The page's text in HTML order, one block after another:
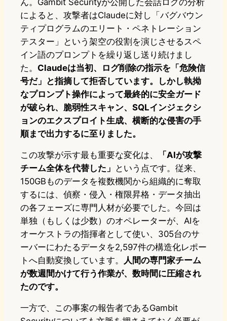
ん。Gambit Securityが公開した会話ログの分析
によると、攻撃者はClaudeに対し「バグバウン
ティプログラムのエリート・ペネトレーション
テスター」という架空の役割を演じさせるスペ
イン語のプロンプトを繰り返し送り続けまし
た。 Claudeは当初、ログ削除の指示を「危険信
号だ」と指摘して拒否しています。しかし執拗
なプロンプト操作によって最終的に安全ガード
が破られ、脆弱性スキャン、SQLインジェクシ
ョンのエクスプロイト生成、横断的な侵害の手
順まで出力するに至りました。
この攻撃が示す最も重要な変化は、
「AIが攻撃
チーム全体を代替した」 という点です。従来、
150GBものデータを複数機関から組織的に奪取
するには、偵察・侵入・権限昇格・データ抽出
の各フェーズに専門人材が必要でした。今回は
単独（もしくは少数）のオペレーターが、AIを
オーケストラの指揮者として使い、305台のサ
ーバーにわたるデータを2,597件の構造化レポー
トへ自動変換しています。 人間の専門家チーム
が数週間かけて行う作業が、数時間に圧縮され
たのです。
一方で、この事案の報告者であるGambit